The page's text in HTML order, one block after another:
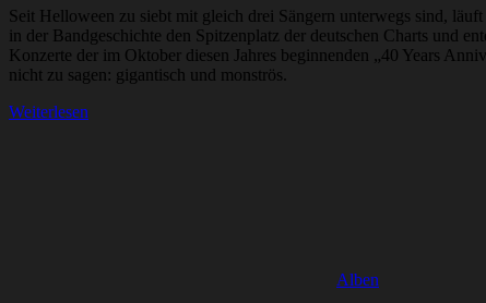
Seit Helloween zu siebt mit gleich drei Sängern unterwegs sind,
in der Bandgeschichte den Spitzenplatz der deutschen Charts und
Konzerte der im Oktober diesen Jahres beginnenden „40 Years
nicht zu sagen: gigantisch und monströs.
Weiterlesen
Alben